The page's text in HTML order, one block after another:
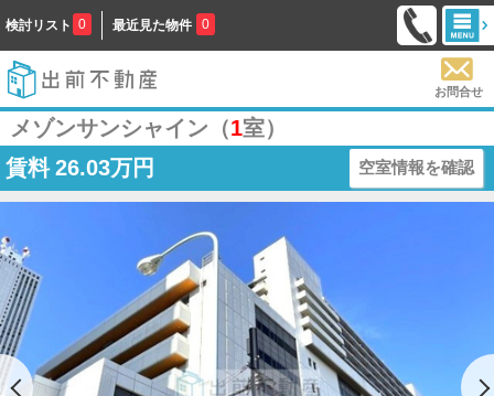
検討リスト 0 最近見た物件 0
お問合せ
メゾンサンシャイン（1室）
賃料 26.03万円 空室情報を確認